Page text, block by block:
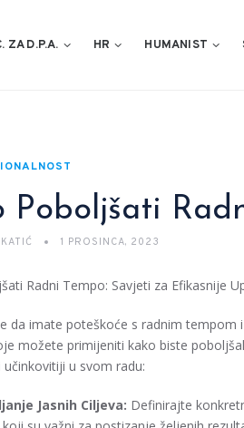
ZA D.P.A. HR HUMANIST
Poboljšati
1 PROSINCA, 2023
Radni Tempo: Savjeti za Efikasnije
da imate poteškoće s radnim
možete primijeniti kako biste
u svom radu:
Jasnih Ciljeva: Definirajte